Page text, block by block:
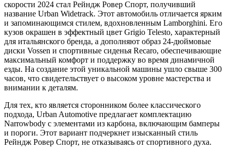
скорости 2024 стал Рейндж Ровер Спорт, получивший
название Urban Widetrack. Этот автомобиль отличается ярким
и запоминающимся стилем, вдохновленным Lamborghini. Его
кузов окрашен в эффектный цвет Grigio Telesto, характерный
для итальянского бренда, а дополняют образ 24-дюймовые
диски Vossen и спортивные сиденья Recaro, обеспечивающие
максимальный комфорт и поддержку во время динамичной
езды. На создание этой уникальной машины ушло свыше 300
часов, что свидетельствует о высоком уровне мастерства и
внимании к деталям.
Для тех, кто является сторонником более классического
подхода, Urban Automotive предлагает комплектацию
Narrowbody с элементами из карбона, включающим бамперы
и пороги. Этот вариант подчеркнет изысканный стиль
Рейндж Ровер Спорт, не отказываясь от спортивного духа.